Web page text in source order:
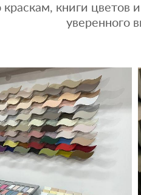
книги цветов
уверенного